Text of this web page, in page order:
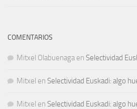
COMENTARIOS
Mitxel Olabuenaga en Selectividad
Mitxel en Selectividad Euskadi: algo
Mitxel en Selectividad Euskadi: algo